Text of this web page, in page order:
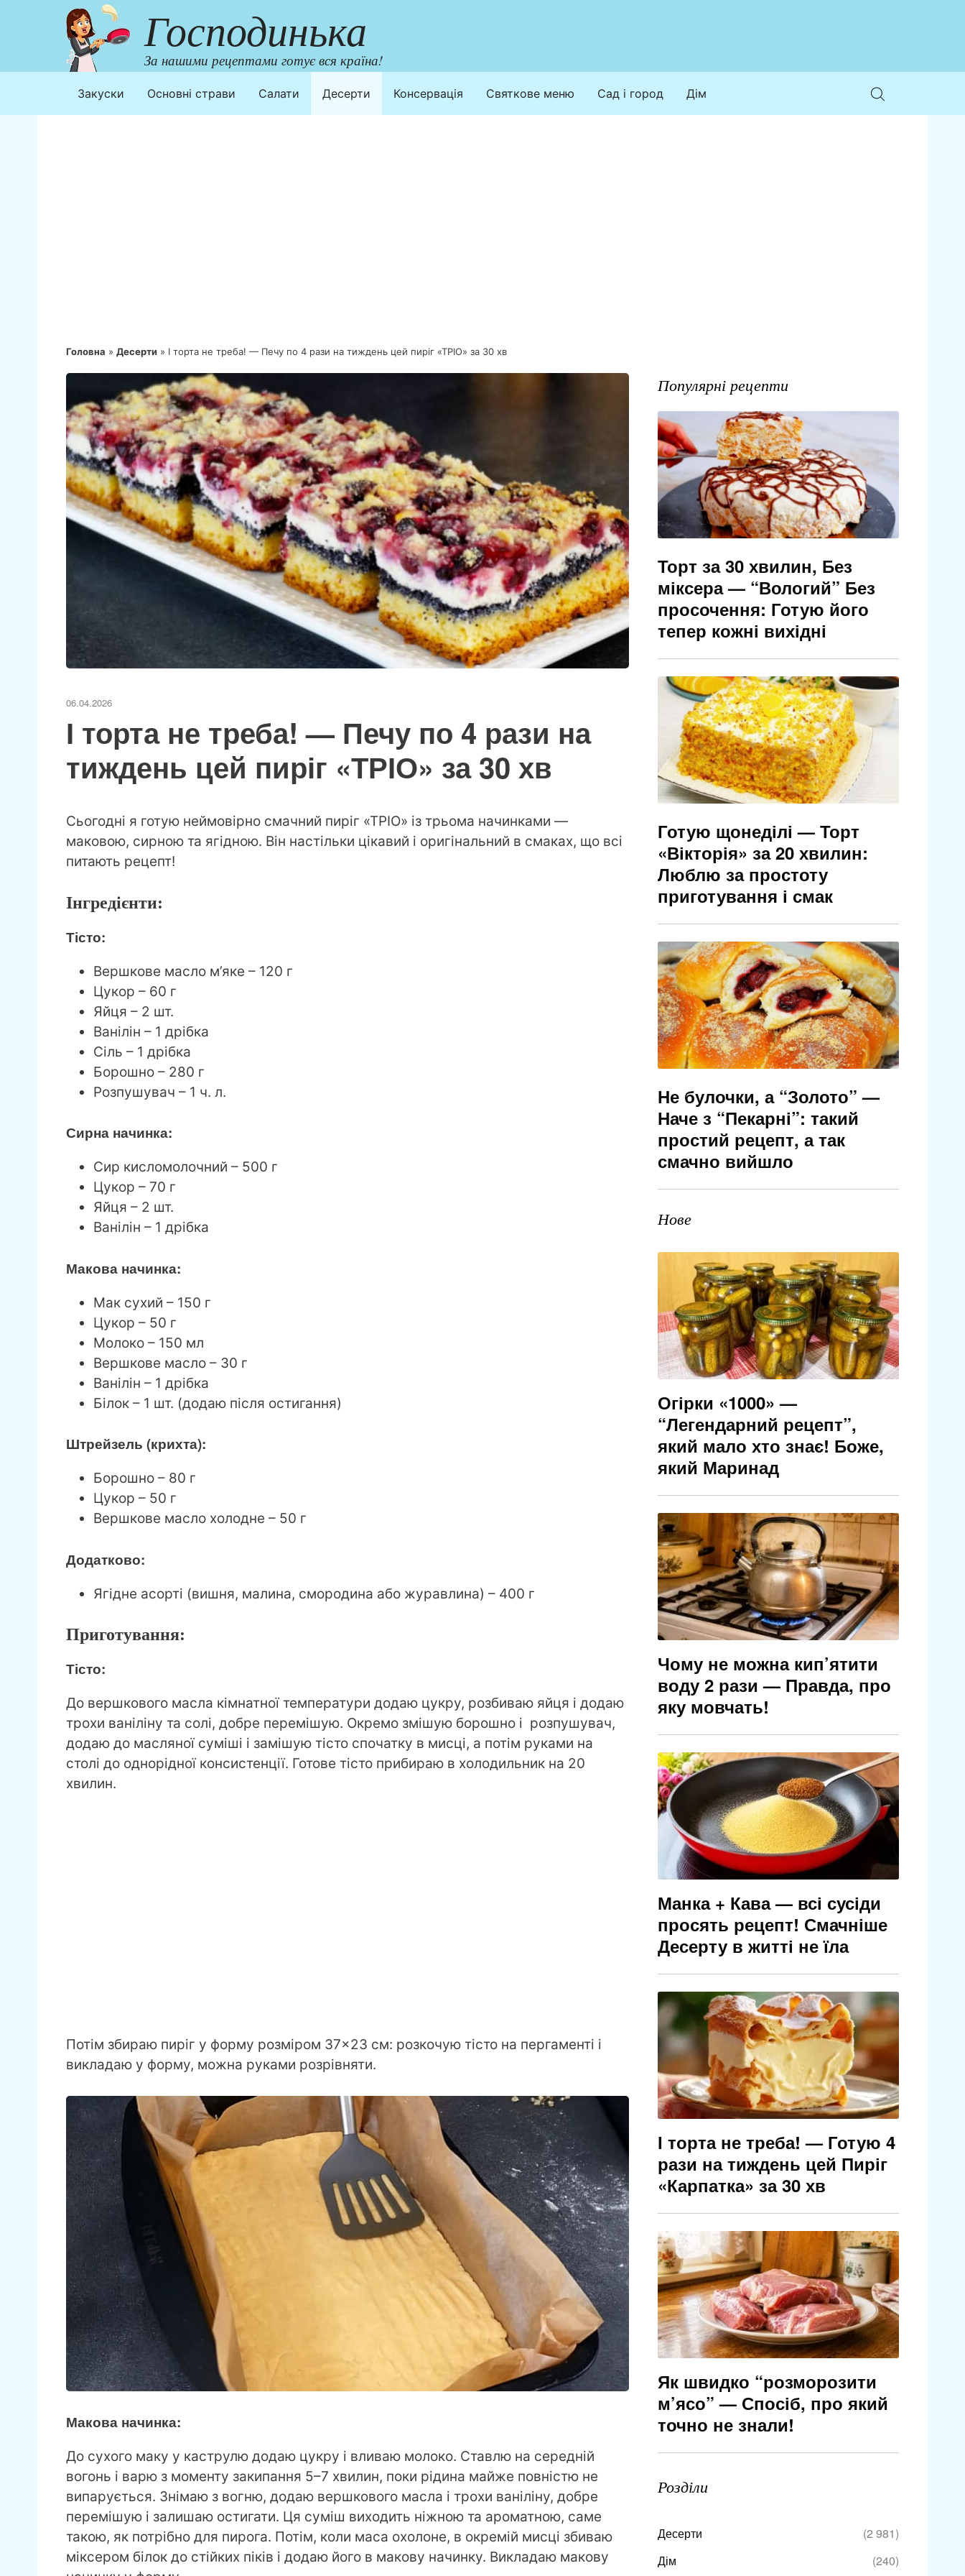
Господинька
За нашими рецептами готує вся країна!
Закуски Основні страви Салати Десерти Консервація Святкове меню Сад і город Дім
Головна » Десерти » І торта не треба! — Печу по 4 рази на тиждень цей пиріг «ТРІО» за 30 хв
06.04.2026
І торта не треба! — Печу по 4 рази на
тиждень цей пиріг «ТРІО» за 30 хв
Сьогодні я готую неймовірно смачний пиріг «ТРІО» із трьома начинками —
маковою, сирною та ягідною. Він настільки цікавий і оригінальний в смаках, що всі
питають рецепт!
Інгредієнти:
Тісто:
Вершкове масло м’яке – 120 г
Цукор – 60 г
Яйця – 2 шт.
Ванілін – 1 дрібка
Сіль – 1 дрібка
Борошно – 280 г
Розпушувач – 1 ч. л.
Сирна начинка:
Сир кисломолочний – 500 г
Цукор – 70 г
Яйця – 2 шт.
Ванілін – 1 дрібка
Макова начинка:
Мак сухий – 150 г
Цукор – 50 г
Молоко – 150 мл
Вершкове масло – 30 г
Ванілін – 1 дрібка
Білок – 1 шт. (додаю після остигання)
Штрейзель (крихта):
Борошно – 80 г
Цукор – 50 г
Вершкове масло холодне – 50 г
Додатково:
Ягідне асорті (вишня, малина, смородина або журавлина) – 400 г
Приготування:
Тісто:
До вершкового масла кімнатної температури додаю цукру, розбиваю яйця і додаю
трохи ваніліну та солі, добре перемішую. Окремо змішую борошно і розпушувач,
додаю до масляної суміші і замішую тісто спочатку в мисці, а потім руками на
столі до однорідної консистенції. Готове тісто прибираю в холодильник на 20
хвилин.
Потім збираю пиріг у форму розміром 37×23 см: розкочую тісто на пергаменті і
викладаю у форму, можна руками розрівняти.
Макова начинка:
До сухого маку у каструлю додаю цукру і вливаю молоко. Ставлю на середній
вогонь і варю з моменту закипання 5–7 хвилин, поки рідина майже повністю не
випарується. Знімаю з вогню, додаю вершкового масла і трохи ваніліну, добре
перемішую і залишаю остигати. Ця суміш виходить ніжною та ароматною, саме
такою, як потрібно для пирога. Потім, коли маса охолоне, в окремій мисці збиваю
міксером білок до стійких піків і додаю його в макову начинку. Викладаю макову
Популярні рецепти
Торт за 30 хвилин, Без
міксера — “Вологий” Без
просочення: Готую його
тепер кожні вихідні
Готую щонеділі — Торт
«Вікторія» за 20 хвилин:
Люблю за простоту
приготування і смак
Не булочки, а “Золото” —
Наче з “Пекарні”: такий
простий рецепт, а так
смачно вийшло
Нове
Огірки «1000» —
“Легендарний рецепт”,
який мало хто знає! Боже,
який Маринад
Чому не можна кип’ятити
воду 2 рази — Правда, про
яку мовчать!
Манка + Кава — всі сусіди
просять рецепт! Смачніше
Десерту в житті не їла
І торта не треба! — Готую 4
рази на тиждень цей Пиріг
«Карпатка» за 30 хв
Як швидко “розморозити
м’ясо” — Спосіб, про який
точно не знали!
Розділи
Десерти
(2 981)
Дім
(240)